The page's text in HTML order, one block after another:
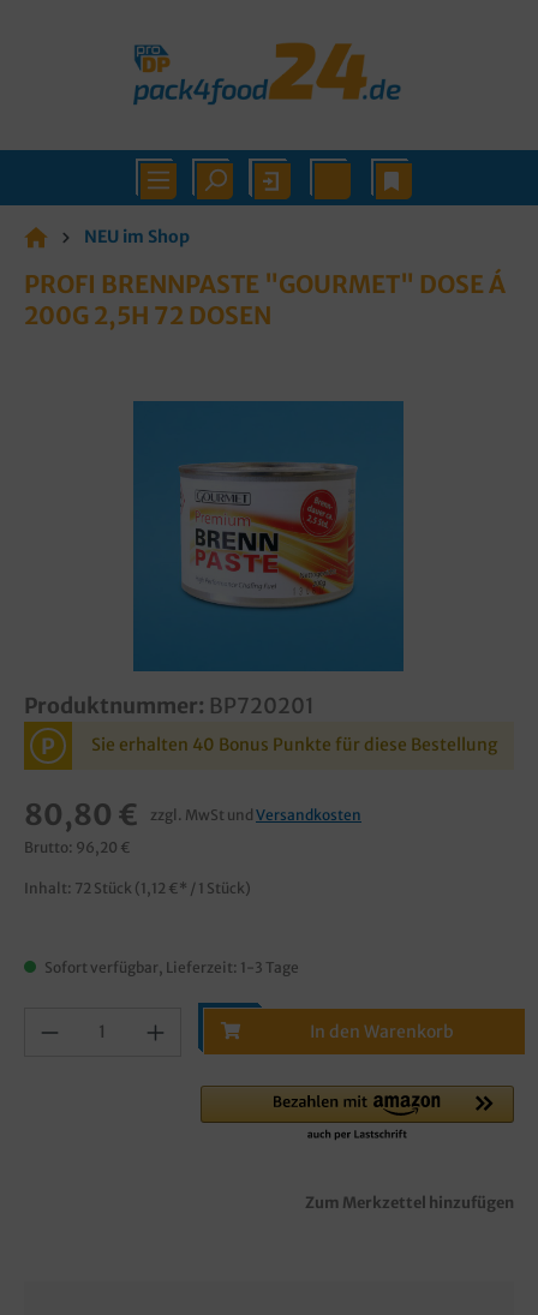
NEU im Shop
PROFI BRENNPASTE "GOURMET" DOSE Á
200G 2,5H 72 DOSEN
Produktnummer: BP720201
P Sie erhalten 40 Bonus Punkte für diese Bestellung
80,80 € zzgl. MwSt und Versandkosten
Brutto: 96,20 €
Inhalt: 72 Stück (1,12 €* / 1 Stück)
Sofort verfügbar, Lieferzeit: 1-3 Tage
In den Warenkorb
Zum Merkzettel hinzufügen